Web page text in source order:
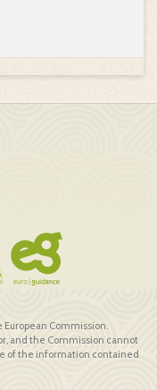
Commission.
and the Commission cannot
of the information contained